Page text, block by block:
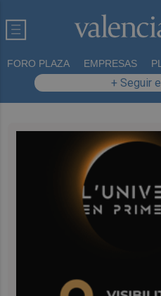
FORO PLAZA EMPRESAS
+ Seguir